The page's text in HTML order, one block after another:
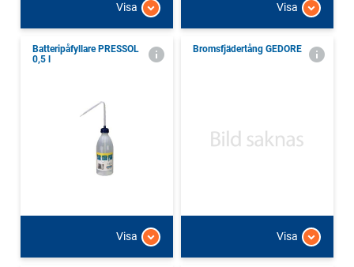
Visa Visa
Batteripåfyllare PRESSOL
0,5 l
Visa
Bromsfjädertång GEDORE
Visa